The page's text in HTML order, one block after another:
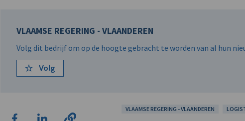
VLAAMSE REGERING - VLAANDEREN
Volg dit bedrijf om op de hoogte gebracht te worden van al hun
Volg
VLAAMSE REGERING - VLAANDEREN